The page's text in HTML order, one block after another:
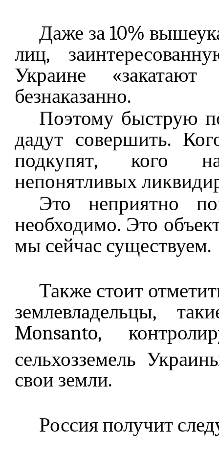
Даже за 10%
лиц,
Украине
безнаказанно.
Поэтому быструю
дадут совершить.
подкупят, кого
непонятливых
Это неприятно
необходимо. Это
мы сейчас существуем.
Также стоит
землевладельцы,
Monsanto,
сельхозземель
свои земли.
Россия получит